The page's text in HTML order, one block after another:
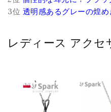
3位 透明感あるグレーの煌
レディース アクセ